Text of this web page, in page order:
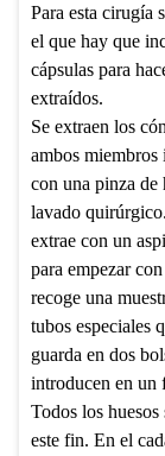
Para esta cirugía
el que hay que
cápsulas para
extraídos.
Se extraen los
ambos miembros
con una pinza de
lavado
extrae con un
para empezar
recoge una
tubos especiales
guarda en dos
introducen en un
Todos los
este fin. En el